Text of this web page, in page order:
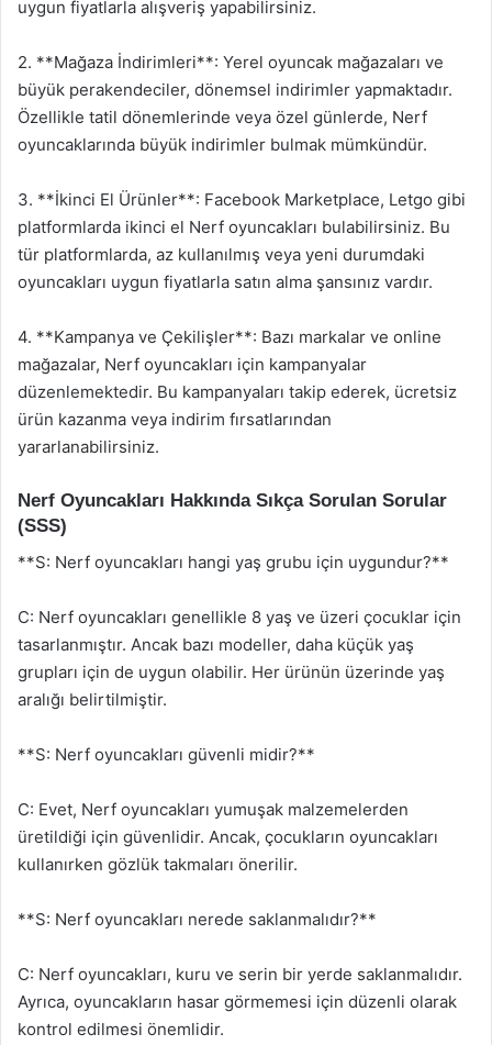
uygun fiyatlarla alışveriş yapabilirsiniz.
2. **Mağaza İndirimleri**: Yerel oyuncak mağazaları ve
büyük perakendeciler, dönemsel indirimler yapmaktadır.
Özellikle tatil dönemlerinde veya özel günlerde, Nerf
oyuncaklarında büyük indirimler bulmak mümkündür.
3. **İkinci El Ürünler**: Facebook Marketplace, Letgo gibi
platformlarda ikinci el Nerf oyuncakları bulabilirsiniz. Bu
tür platformlarda, az kullanılmış veya yeni durumdaki
oyuncakları uygun fiyatlarla satın alma şansınız vardır.
4. **Kampanya ve Çekilişler**: Bazı markalar ve online
mağazalar, Nerf oyuncakları için kampanyalar
düzenlemektedir. Bu kampanyaları takip ederek, ücretsiz
ürün kazanma veya indirim fırsatlarından
yararlanabilirsiniz.
Nerf Oyuncakları Hakkında Sıkça Sorulan Sorular
(SSS)
**S: Nerf oyuncakları hangi yaş grubu için uygundur?**
C: Nerf oyuncakları genellikle 8 yaş ve üzeri çocuklar için
tasarlanmıştır. Ancak bazı modeller, daha küçük yaş
grupları için de uygun olabilir. Her ürünün üzerinde yaş
aralığı belirtilmiştir.
**S: Nerf oyuncakları güvenli midir?**
C: Evet, Nerf oyuncakları yumuşak malzemelerden
üretildiği için güvenlidir. Ancak, çocukların oyuncakları
kullanırken gözlük takmaları önerilir.
**S: Nerf oyuncakları nerede saklanmalıdır?**
C: Nerf oyuncakları, kuru ve serin bir yerde saklanmalıdır.
Ayrıca, oyuncakların hasar görmemesi için düzenli olarak
kontrol edilmesi önemlidir.